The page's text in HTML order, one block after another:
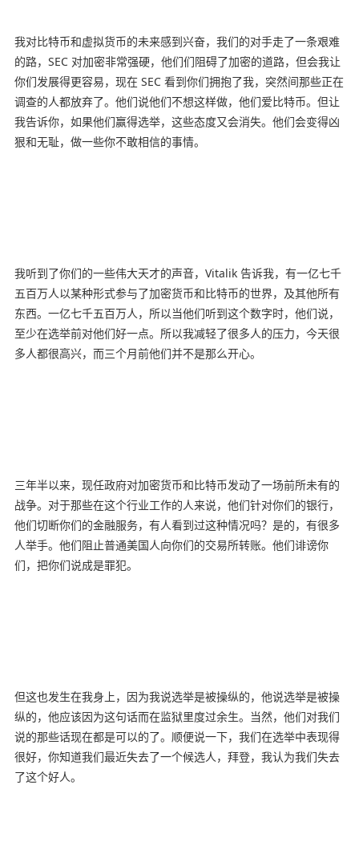
我对比特币和虚拟货币的未来感到兴奋，我们的对手走了一条艰难
的路，SEC 对加密非常强硬，他们们阻碍了加密的道路，但会我让
你们发展得更容易，现在 SEC 看到你们拥抱了我，突然间那些正在
调查的人都放弃了。他们说他们不想这样做，他们爱比特币。但让
我告诉你，如果他们赢得选举，这些态度又会消失。他们会变得凶
狠和无耻，做一些你不敢相信的事情。
我听到了你们的一些伟大天才的声音，Vitalik 告诉我，有一亿七千
五百万人以某种形式参与了加密货币和比特币的世界，及其他所有
东西。一亿七千五百万人，所以当他们听到这个数字时，他们说，
至少在选举前对他们好一点。所以我减轻了很多人的压力，今天很
多人都很高兴，而三个月前他们并不是那么开心。
三年半以来，现任政府对加密货币和比特币发动了一场前所未有的
战争。对于那些在这个行业工作的人来说，他们针对你们的银行，
他们切断你们的金融服务，有人看到过这种情况吗？是的，有很多
人举手。他们阻止普通美国人向你们的交易所转账。他们诽谤你
们，把你们说成是罪犯。
但这也发生在我身上，因为我说选举是被操纵的，他说选举是被操
纵的，他应该因为这句话而在监狱里度过余生。当然，他们对我们
说的那些话现在都是可以的了。顺便说一下，我们在选举中表现得
很好，你知道我们最近失去了一个候选人，拜登，我认为我们失去
了这个好人。